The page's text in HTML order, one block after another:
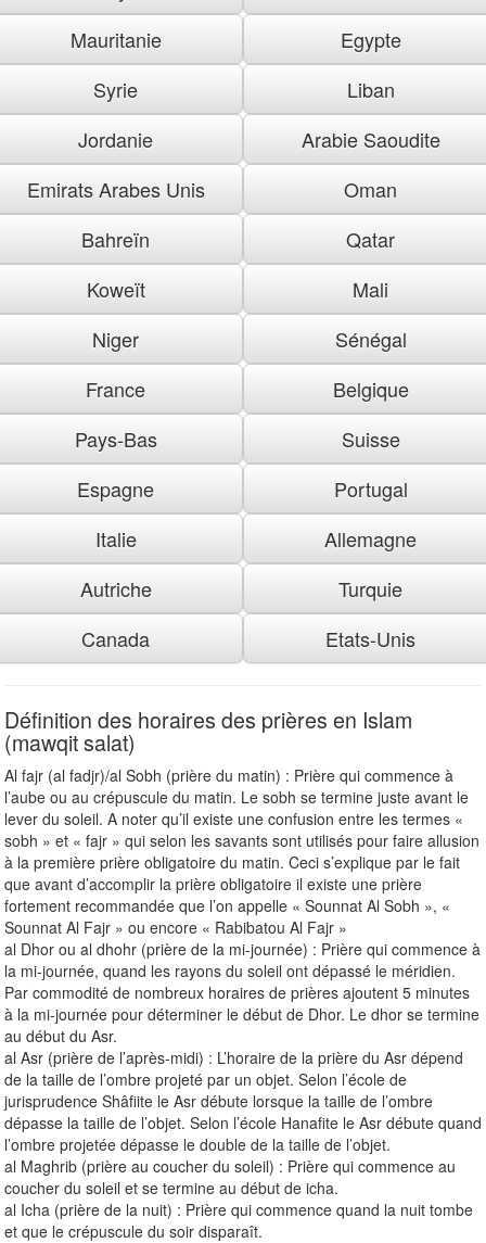
Mauritanie
Egypte
Syrie
Liban
Jordanie
Arabie Saoudite
Emirats Arabes Unis
Oman
Bahreïn
Qatar
Koweït
Mali
Niger
Sénégal
France
Belgique
Pays-Bas
Suisse
Espagne
Portugal
Italie
Allemagne
Autriche
Turquie
Canada
Etats-Unis
Définition des horaires des prières en Islam
(mawqit salat)
Al fajr (al fadjr)/al Sobh (prière du matin) : Prière qui commence à
l’aube ou au crépuscule du matin. Le sobh se termine juste avant le
lever du soleil. A noter qu’il existe une confusion entre les termes «
sobh » et « fajr » qui selon les savants sont utilisés pour faire allusion
à la première prière obligatoire du matin. Ceci s’explique par le fait
que avant d’accomplir la prière obligatoire il existe une prière
fortement recommandée que l’on appelle « Sounnat Al Sobh », «
Sounnat Al Fajr » ou encore « Rabibatou Al Fajr »
al Dhor ou al dhohr (prière de la mi-journée) : Prière qui commence à
la mi-journée, quand les rayons du soleil ont dépassé le méridien.
Par commodité de nombreux horaires de prières ajoutent 5 minutes
à la mi-journée pour déterminer le début de Dhor. Le dhor se termine
au début du Asr.
al Asr (prière de l’après-midi) : L’horaire de la prière du Asr dépend
de la taille de l’ombre projeté par un objet. Selon l’école de
jurisprudence Shâfiite le Asr débute lorsque la taille de l’ombre
dépasse la taille de l’objet. Selon l’école Hanafite le Asr débute quand
l’ombre projetée dépasse le double de la taille de l’objet.
al Maghrib (prière au coucher du soleil) : Prière qui commence au
coucher du soleil et se termine au début de icha.
al Icha (prière de la nuit) : Prière qui commence quand la nuit tombe
et que le crépuscule du soir disparaît.